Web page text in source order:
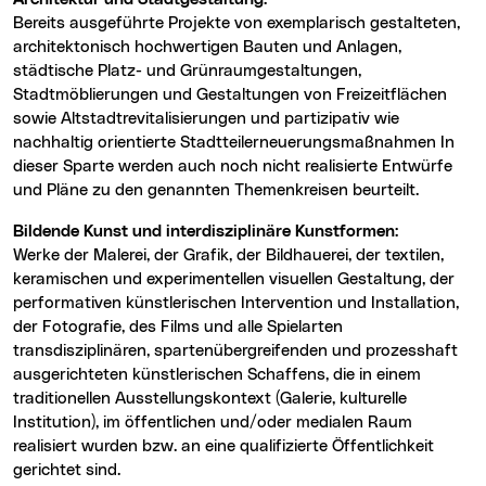
Bereits ausgeführte Projekte von exemplarisch gestalteten,
architektonisch hochwertigen Bauten und Anlagen,
städtische Platz- und Grünraumgestaltungen,
Stadtmöblierungen und Gestaltungen von Freizeitflächen
sowie Altstadtrevitalisierungen und partizipativ wie
nachhaltig orientierte Stadtteilerneuerungsmaßnahmen In
dieser Sparte werden auch noch nicht realisierte Entwürfe
und Pläne zu den genannten Themenkreisen beurteilt.
Bildende Kunst und interdisziplinäre Kunstformen:
Werke der Malerei, der Grafik, der Bildhauerei, der textilen,
keramischen und experimentellen visuellen Gestaltung, der
performativen künstlerischen Intervention und Installation,
der Fotografie, des Films und alle Spielarten
transdisziplinären, spartenübergreifenden und prozesshaft
ausgerichteten künstlerischen Schaffens, die in einem
traditionellen Ausstellungskontext (Galerie, kulturelle
Institution), im öffentlichen und/oder medialen Raum
realisiert wurden bzw. an eine qualifizierte Öffentlichkeit
gerichtet sind.